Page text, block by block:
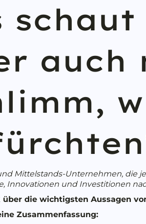
auch
Mittelstands-Unternehmen, die
Innovationen und Investitionen
über die wichtigsten Aussagen
Zusammenfassung: